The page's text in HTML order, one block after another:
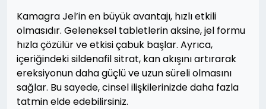
Kamagra Jel’in en büyük avantajı, hızlı etkili
olmasıdır. Geleneksel tabletlerin aksine, jel formu
hızla çözülür ve etkisi çabuk başlar. Ayrıca,
içeriğindeki sildenafil sitrat, kan akışını artırarak
ereksiyonun daha güçlü ve uzun süreli olmasını
sağlar. Bu sayede, cinsel ilişkilerinizde daha fazla
tatmin elde edebilirsiniz.